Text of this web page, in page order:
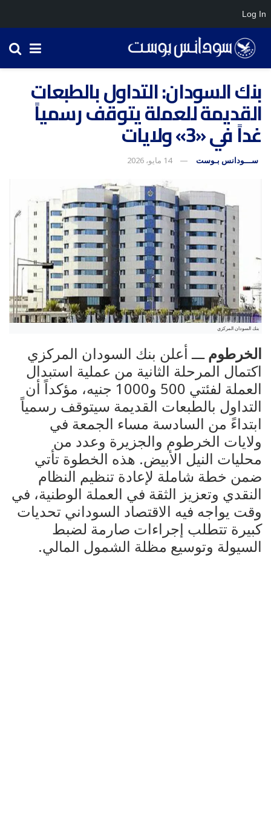
بنك السودان: التداول بالطبعات
القديمة للعملة يتوقف رسمياً
غداً في «3» ولايات
ســـودانس بـوست 14 مايو، 2026
بنك السودان المركزي
الخرطومـــ أعلن بنك السودان المركزي
اكتمال المرحلة الثانية من عملية استبدال
العملة لفئتي 500 و1000 جنيه، مؤكداً أن
التداول بالطبعات القديمة سيتوقف رسمياً
ابتداءً من السادسة مساء الجمعة في
ولايات الخرطوم والجزيرة وعدد من
محليات النيل الأبيض. هذه الخطوة تأتي
ضمن خطة شاملة لإعادة تنظيم النظام
النقدي وتعزيز الثقة في العملة الوطنية، في
وقت يواجه فيه الاقتصاد السوداني تحديات
كبيرة تتطلب إجراءات صارمة لضبط
السيولة وتوسيع مظلة الشمول المالي.
Log In